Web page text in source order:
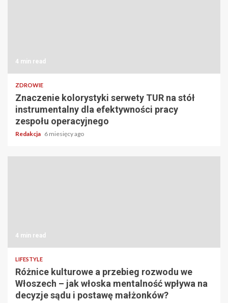
4 min read
ZDROWIE
Znaczenie kolorystyki serwety TUR na stół
instrumentalny dla efektywności pracy
zespołu operacyjnego
Redakcja 6 miesięcy ago
4 min read
LIFESTYLE
Różnice kulturowe a przebieg rozwodu we
Włoszech – jak włoska mentalność wpływa na
decyzje sądu i postawę małżonków?